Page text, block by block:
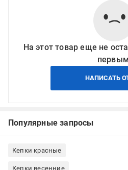
На этот товар еще не
НАПИСАТЬ
Популярные запросы
Кепки красные
Кепки весенние